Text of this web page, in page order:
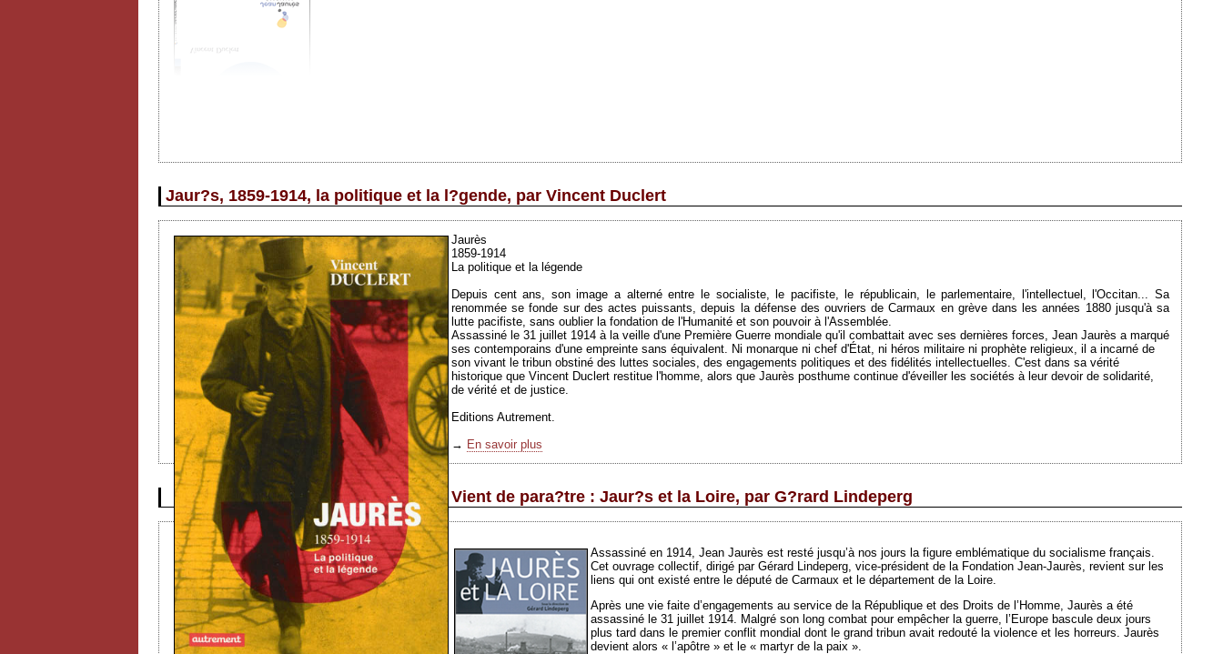
Jaur?s, 1859-1914, la politique et la l?gende, par Vincent Duclert
Jaurès
1859-1914
La politique et la légende
Depuis cent ans, son image a alterné entre le socialiste, le pacifiste, le républicain, le parlementaire, l'intellectuel, l'Occitan... Sa
renommée se fonde sur des actes puissants, depuis la défense des ouvriers de Carmaux en grève dans les années 1880 jusqu'à sa
lutte pacifiste, sans oublier la fondation de l'Humanité et son pouvoir à l'Assemblée.
Assassiné le 31 juillet 1914 à la veille d'une Première Guerre mondiale qu'il combattait avec ses dernières forces, Jean Jaurès a marqué
ses contemporains d'une empreinte sans équivalent. Ni monarque ni chef d'État, ni héros militaire ni prophète religieux, il a incarné de
son vivant le tribun obstiné des luttes sociales, des engagements politiques et des fidélités intellectuelles. C'est dans sa vérité
historique que Vincent Duclert restitue l'homme, alors que Jaurès posthume continue d'éveiller les sociétés à leur devoir de solidarité,
de vérité et de justice.
Editions Autrement.
→ En savoir plus
Vient de para?tre : Jaur?s et la Loire, par G?rard Lindeperg
Assassiné en 1914, Jean Jaurès est resté jusqu’à nos jours la figure emblématique du socialisme français.
Cet ouvrage collectif, dirigé par Gérard Lindeperg, vice-président de la Fondation Jean-Jaurès, revient sur les
liens qui ont existé entre le député de Carmaux et le département de la Loire.
Après une vie faite d’engagements au service de la République et des Droits de l’Homme, Jaurès a été
assassiné le 31 juillet 1914. Malgré son long combat pour empêcher la guerre, l’Europe bascule deux jours
plus tard dans le premier conflit mondial dont le grand tribun avait redouté la violence et les horreurs. Jaurès
devient alors « l’apôtre » et le « martyr de la paix ».